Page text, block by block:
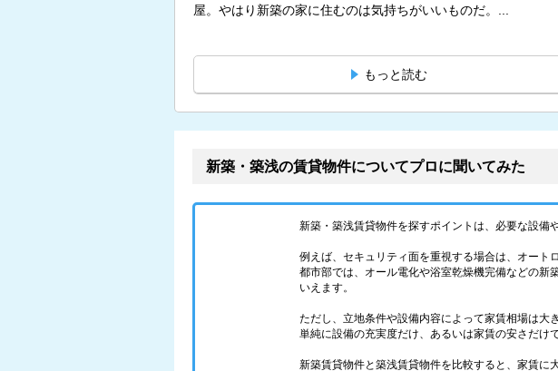
屋。やはり新築の家に住むのは気持ちがいいものだ。...
もっと読む
新築・築浅の賃貸物件についてプロに聞いてみた
新築・築浅賃貸物件を探すポイントは、必要な設備
例えば、セキュリティ面を重視する場合は、オート
都市部では、オール電化や浴室乾燥機完備などの新
いえます。
ただし、立地条件や設備内容によって家賃相場は大
単純に設備の充実度だけ、あるいは家賃の安さだけ
新築賃貸物件と築浅賃貸物件を比較すると、家賃に